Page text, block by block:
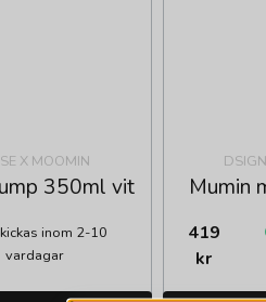
X MOOMIN
350ml vit
inom 2-10
vardagar
Mumin
419
kr